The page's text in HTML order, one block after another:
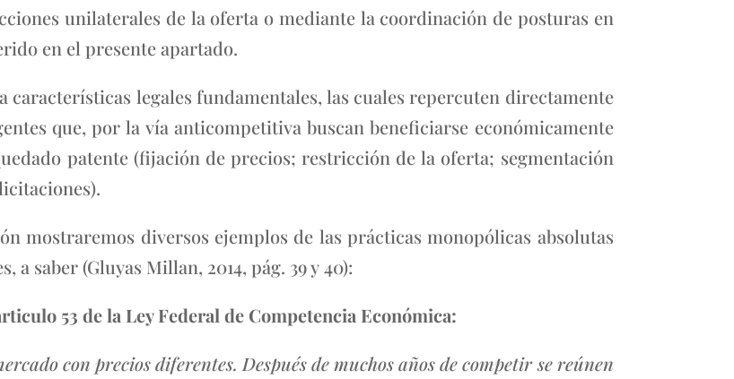
unilaterales de la oferta o mediante la coordinación de posturas en
en el presente apartado.
características legales fundamentales, las cuales repercuten directamente
que, por la vía anticompetitiva buscan beneficiarse económicamente
patente (fijación de precios; restricción de la oferta; segmentación
mostraremos diversos ejemplos de las prácticas monopólicas absolutas
a saber (Gluyas Millan, 2014, pág. 39 y 40):
53 de la Ley Federal de Competencia Económica:
con precios diferentes. Después de muchos años de competir se reúnen